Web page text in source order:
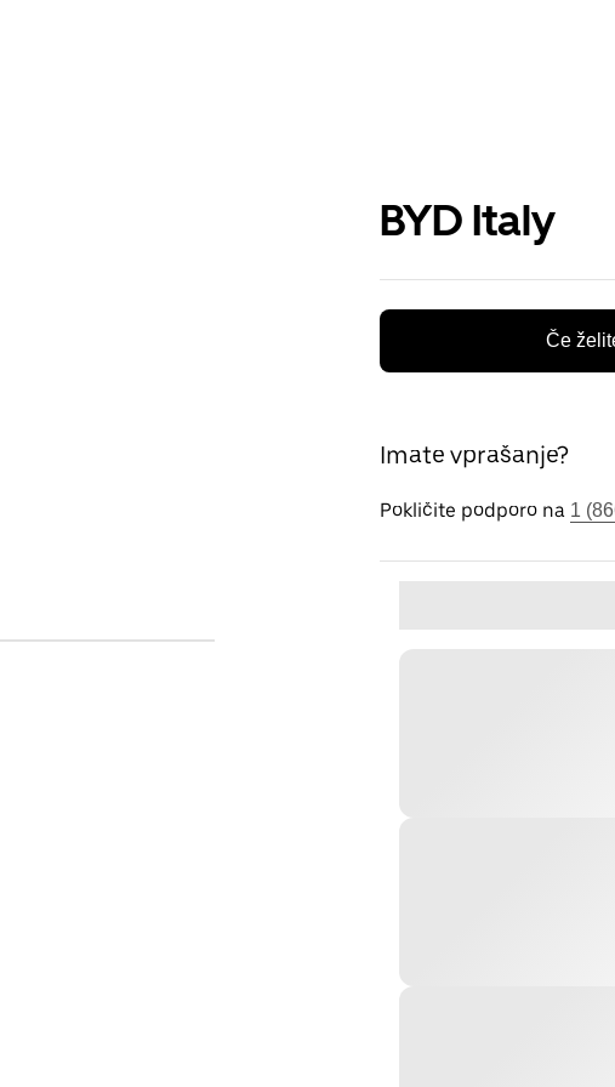
BYD Italy
Če
Imate vprašanje?
Pokličite podporo na 1